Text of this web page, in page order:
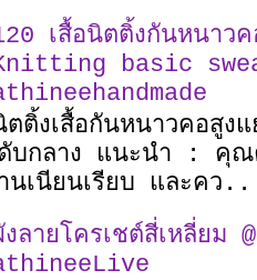
เสื้อนิตติ้งกันหนา
basic
ติ้งเสื้อกันหนาวคอสูง
กลาง แนะนำ : คุณค
นเนียนเรียบ และคว
งลายโครเชต์สี่เหลี่ยม